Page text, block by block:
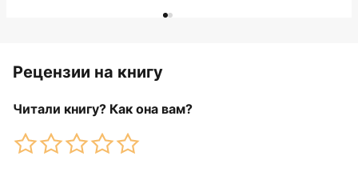
Рецензии на книгу
Читали книгу? Как она вам?